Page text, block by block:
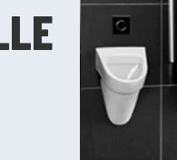
NOTRE ÉQUIPE